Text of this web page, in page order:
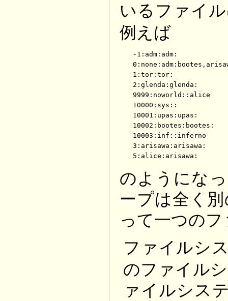
いるファイ
例えば
-1:adm:adm:
1:tor:tor:
2:glenda:glenda:
9999:noworld::alice
10000:sys::
10001:upas:upas:
10002:bootes:bootes:
10003:inf::inferno
3:arisawa:arisawa:
5:alice:arisawa:
のようにな
ープは全く
って一つの
ファイルシ
のファイル
ァイルシス